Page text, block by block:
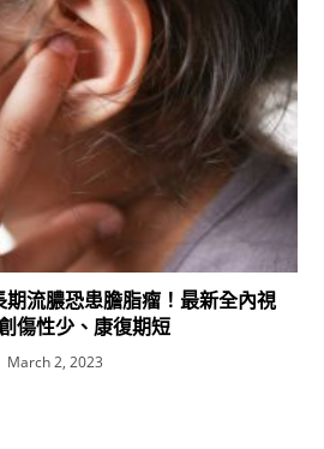
期流膿恐患膽脂瘤！最新全內視
傷性少、康復期短
March 2, 2023